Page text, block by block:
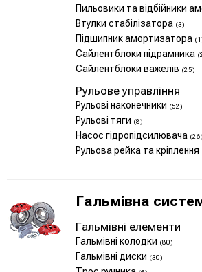
Пильовики та відбійники
Втулки стабілізатора (3)
Підшипник амортизатора
Сайлентблоки підрамника
Сайлентблоки важелів (25)
Рульове управління
Рульові наконечники (52)
Рульові тяги (8)
Насос гідропідсилювача (26)
Рульова рейка та кріплення
Гальмівна
Гальмівні елементи
Гальмівні колодки (80)
Гальмівні диски (30)